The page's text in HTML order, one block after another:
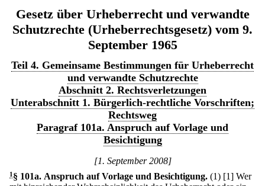
Gesetz über Urheberrecht und verwandte
Schutzrechte (Urheberrechtsgesetz) vom 9.
September 1965
Teil 4. Gemeinsame Bestimmungen für Urheberrecht
und verwandte Schutzrechte
Abschnitt 2. Rechtsverletzungen
Unterabschnitt 1. Bürgerlich-rechtliche Vorschriften;
Rechtsweg
Paragraf 101a. Anspruch auf Vorlage und
Besichtigung
[1. September 2008]
1 § 101a. Anspruch auf Vorlage und Besichtigung. (1) [1] Wer